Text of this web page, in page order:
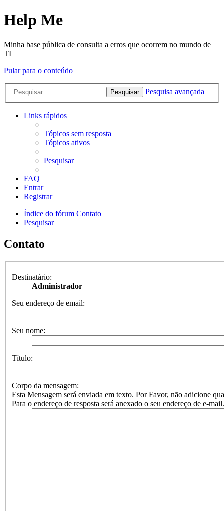
Help Me
Minha base pública de consulta a erros que ocorrem no mundo de
TI
Pular para o conteúdo
Pesquisar Pesquisa avançada
Links rápidos
Tópicos sem resposta
Tópicos ativos
Pesquisar
FAQ
Entrar
Registrar
Índice do fórum Contato
Pesquisar
Contato
Destinatário:
Administrador
Seu endereço de email:
Seu nome:
Título:
Corpo da mensagem:
Esta Mensagem será enviada em texto. Por Favor, não adicione
Para o endereço de resposta será anexado o seu endereço de e-mail.